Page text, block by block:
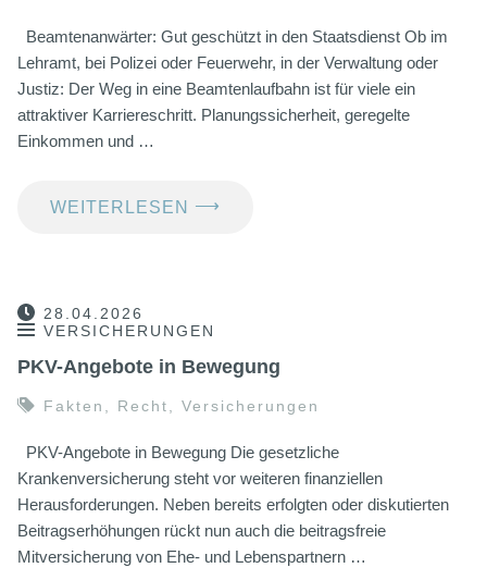
Beamtenanwärter: Gut geschützt in den Staatsdienst Ob im
Lehramt, bei Polizei oder Feuerwehr, in der Verwaltung oder
Justiz: Der Weg in eine Beamtenlaufbahn ist für viele ein
attraktiver Karriereschritt. Planungssicherheit, geregelte
Einkommen und …
WEITERLESEN ⟶
28.04.2026
VERSICHERUNGEN
PKV-Angebote in Bewegung
Fakten Recht Versicherungen
PKV-Angebote in Bewegung Die gesetzliche
Krankenversicherung steht vor weiteren finanziellen
Herausforderungen. Neben bereits erfolgten oder diskutierten
Beitragserhöhungen rückt nun auch die beitragsfreie
Mitversicherung von Ehe- und Lebenspartnern …